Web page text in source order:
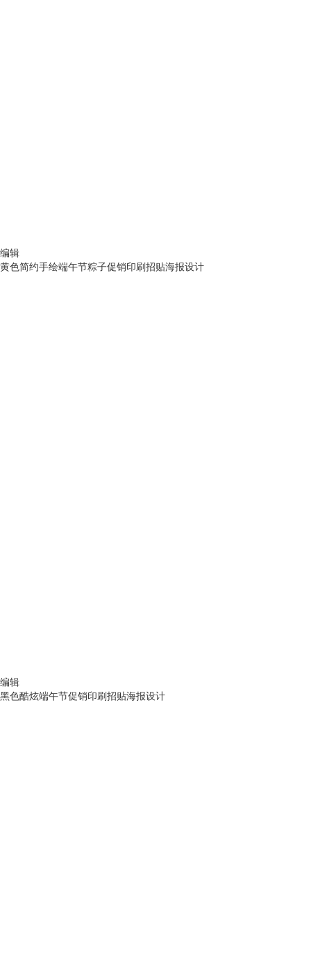
编辑
黄色简约手绘端午节粽子促销印刷招贴海报设计
编辑
黑色酷炫端午节促销印刷招贴海报设计